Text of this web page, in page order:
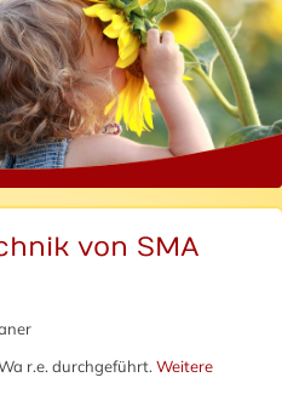
von SMA
r.e. durchgeführt.Weitere